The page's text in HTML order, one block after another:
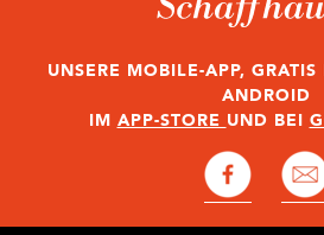
UNSERE MOBILE-APP,
ANDROID
IM APP-STORE UND BEI